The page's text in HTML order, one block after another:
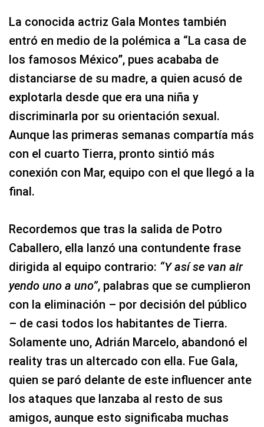
La conocida actriz Gala Montes también
entró en medio de la polémica a “La casa de
los famosos México”, pues acababa de
distanciarse de su madre, a quien acusó de
explotarla desde que era una niña y
discriminarla por su orientación sexual.
Aunque las primeras semanas compartía más
con el cuarto Tierra, pronto sintió más
conexión con Mar, equipo con el que llegó a la
final.
Recordemos que tras la salida de Potro
Caballero, ella lanzó una contundente frase
dirigida al equipo contrario: “Y así se van air
yendo uno a uno”, palabras que se cumplieron
con la eliminación – por decisión del público
– de casi todos los habitantes de Tierra.
Solamente uno, Adrián Marcelo, abandonó el
reality tras un altercado con ella. Fue Gala,
quien se paró delante de este influencer ante
los ataques que lanzaba al resto de sus
amigos, aunque esto significaba muchas